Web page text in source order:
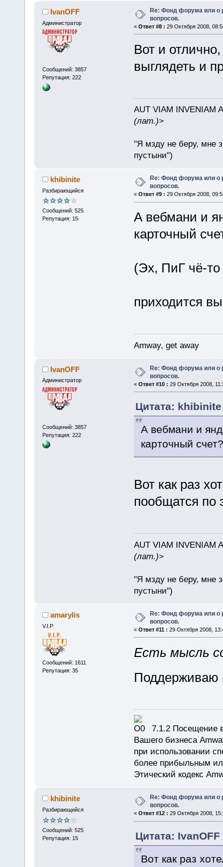
IvanOFF
Администратор
Сообщений: 3857
Репутация: 222
Re: Фонд форума или о
вопросов.
« Ответ #8 : 29 Октября 2008,
Вот и
выглядеть и
AUT VIAM INVENIAM
(лат.)>
"Я мзду не беру, мне
пустыни")
khibinite
Разбирающийся
Сообщений: 525
Репутация: 15
Re: Фонд форума или
вопросов.
« Ответ #9 : 29 Октября 2008,
А вебмани и
карточный
(Эх, ПиГ чё-то
приходится
Amway, get away
IvanOFF
Администратор
Сообщений: 3857
Репутация: 222
Re: Фонд форума или о
вопросов.
« Ответ #10 : 29 Октября 2008,
Цитата: khibinite
А вебмани и
карточный счет?
Вот как раз
пообщатся по
AUT VIAM INVENIAM
(лат.)>
"Я мзду не беру, мне
пустыни")
amarylis
V.I.P.
Сообщений: 1611
Репутация: 35
Re: Фонд форума или о
вопросов.
« Ответ #11 : 29 Октября 2008,
Есть мысль
7.1.2 Посещение
Вашего бизнеса
при использовании
более прибыльным
Этический кодекс
khibinite
Разбирающийся
Сообщений: 525
Репутация: 15
Re: Фонд форума или
вопросов.
« Ответ #12 : 29 Октября 2008,
Цитата:
Вот как раз